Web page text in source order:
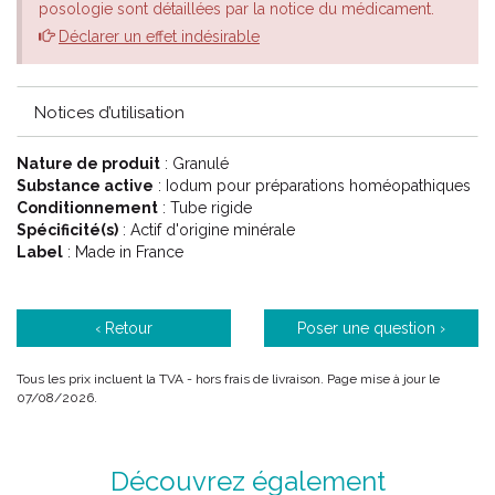
des seins, atrophie des mamelons, faiblesse ou état de grande
agitation.
Choisir la dilution dans la liste déroulante ci-dessous . Les choix
possibles sont :
4CH Jaune
5CH Vert
7CH Rouge
15CH Orange
30CH Mauve
posologie sont détaillées par la notice du médicament.
Déclarer un effet indésirable
Notices d’utilisation
Nature de produit : Granulé
Substance active : Iodum pour préparations homéopathiques
Conditionnement : Tube rigide
Spécificité(s) : Actif d'origine minérale
Label : Made in France
‹ Retour Poser une question ›
Tous les prix incluent la TVA - hors frais de livraison. Page mise à jour le
07/08/2026.
Découvrez également